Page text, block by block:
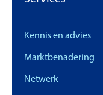
Kennis en advies
Marktbenadering
Netwerk